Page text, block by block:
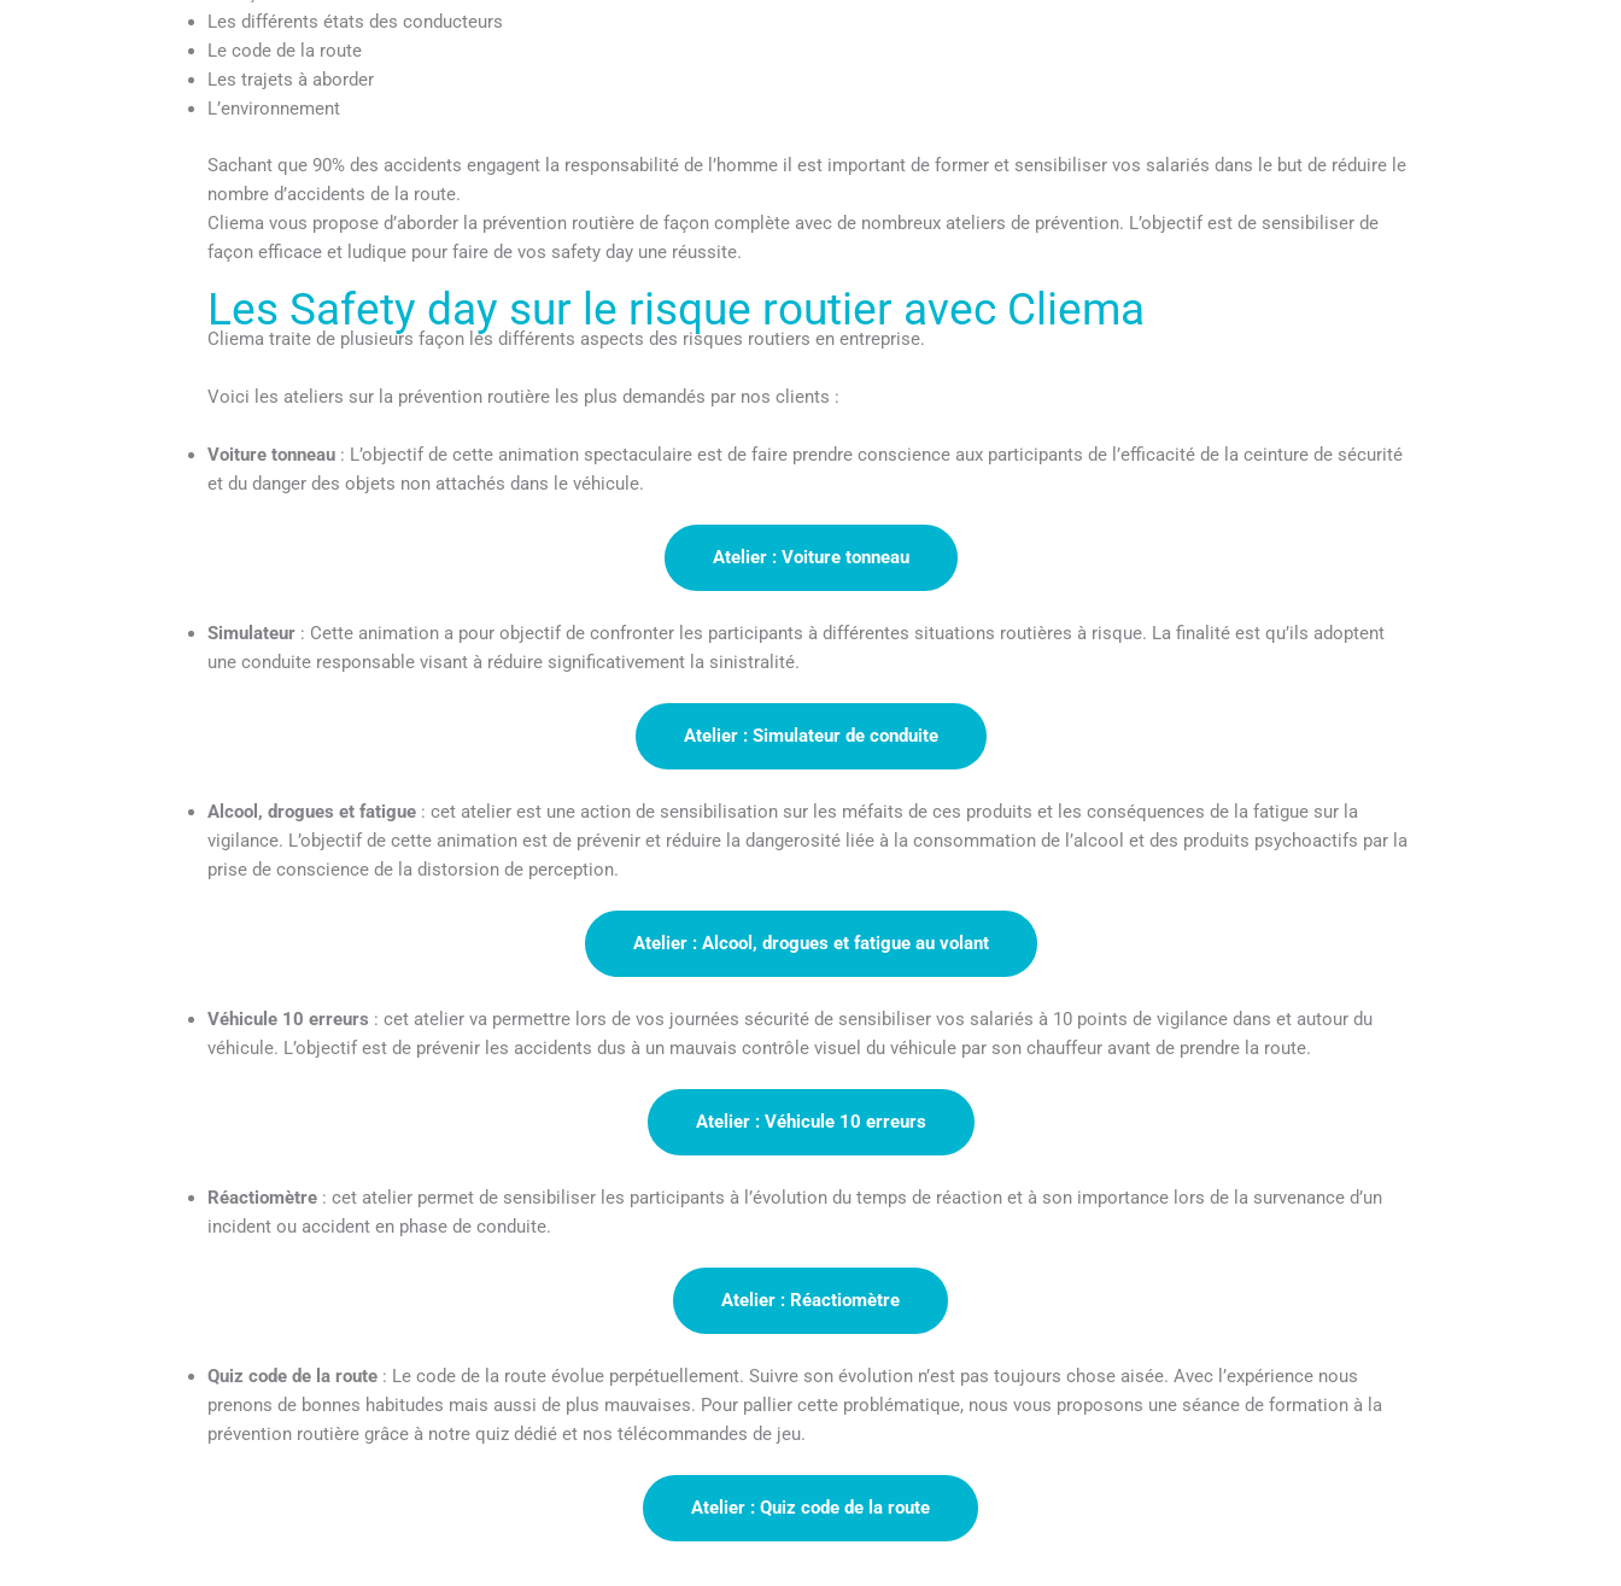
Les différents états des conducteurs
Le code de la route
Les trajets à aborder
L’environnement
Sachant que 90% des accidents engagent la responsabilité de l’homme il est important de former et sensibiliser vos salariés dans le but de réduire le
nombre d’accidents de la route.
Cliema vous propose d’aborder la prévention routière de façon complète avec de nombreux ateliers de prévention. L’objectif est de sensibiliser de
façon efficace et ludique pour faire de vos safety day une réussite.
Les Safety day sur le risque routier avec Cliema
Cliema traite de plusieurs façon les différents aspects des risques routiers en entreprise.
Voici les ateliers sur la prévention routière les plus demandés par nos clients :
Voiture tonneau : L’objectif de cette animation spectaculaire est de faire prendre conscience aux participants de l’efficacité de la ceinture de sécurité
et du danger des objets non attachés dans le véhicule.
Atelier : Voiture tonneau
Simulateur : Cette animation a pour objectif de confronter les participants à différentes situations routières à risque. La finalité est qu’ils adoptent
une conduite responsable visant à réduire significativement la sinistralité.
Atelier : Simulateur de conduite
Alcool, drogues et fatigue : cet atelier est une action de sensibilisation sur les méfaits de ces produits et les conséquences de la fatigue sur la
vigilance. L’objectif de cette animation est de prévenir et réduire la dangerosité liée à la consommation de l’alcool et des produits psychoactifs par la
prise de conscience de la distorsion de perception.
Atelier : Alcool, drogues et fatigue au volant
Véhicule 10 erreurs : cet atelier va permettre lors de vos journées sécurité de sensibiliser vos salariés à 10 points de vigilance dans et autour du
véhicule. L’objectif est de prévenir les accidents dus à un mauvais contrôle visuel du véhicule par son chauffeur avant de prendre la route.
Atelier : Véhicule 10 erreurs
Réactiomètre : cet atelier permet de sensibiliser les participants à l’évolution du temps de réaction et à son importance lors de la survenance d’un
incident ou accident en phase de conduite.
Atelier : Réactiomètre
Quiz code de la route : Le code de la route évolue perpétuellement. Suivre son évolution n’est pas toujours chose aisée. Avec l’expérience nous
prenons de bonnes habitudes mais aussi de plus mauvaises. Pour pallier cette problématique, nous vous proposons une séance de formation à la
prévention routière grâce à notre quiz dédié et nos télécommandes de jeu.
Atelier : Quiz code de la route